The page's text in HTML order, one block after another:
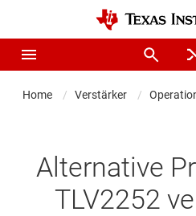
Home Verstärker
Alternative
TLV2252